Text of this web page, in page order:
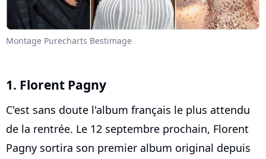
Montage Purecharts Bestimage
1. Florent Pagny
C'est sans doute l'album français le plus attendu
de la rentrée. Le 12 septembre prochain, Florent
Pagny sortira son premier album original depuis